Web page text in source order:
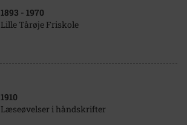
1893 - 1970
Lille Tårøje Friskole
1910
Læseøvelser i håndskrifter